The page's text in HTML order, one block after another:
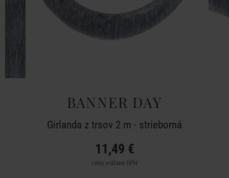
BANNER DAY
Girlanda z trsov 2 m - strieborná
11,49 €
cena vrátane DPH